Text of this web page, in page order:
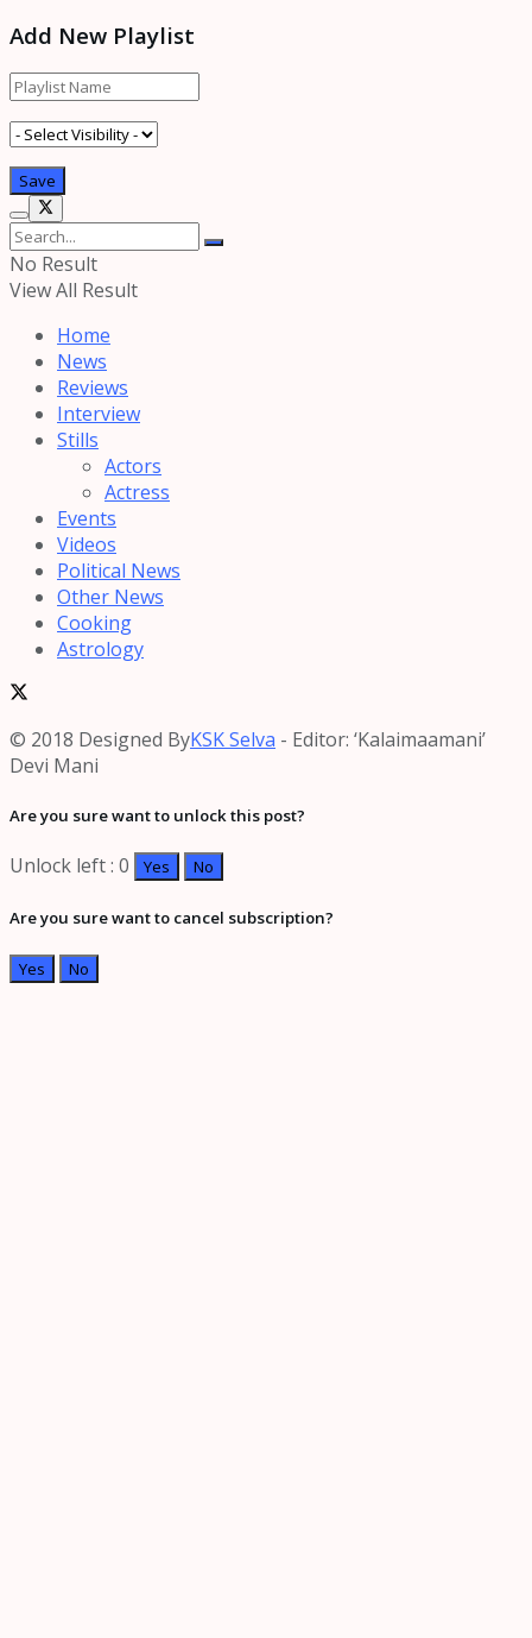
Add New Playlist
No Result
View All Result
Home
News
Reviews
Interview
Stills
Actors
Actress
Events
Videos
Political News
Other News
Cooking
Astrology
© 2018 Designed ByKSK Selva - Editor: ‘Kalaimaamani’
Devi Mani
Are you sure want to unlock this post?
Unlock left : 0 Yes No
Are you sure want to cancel subscription?
Yes No